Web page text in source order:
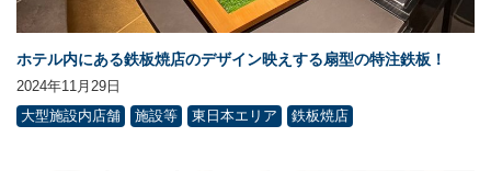
ホテル内にある鉄板焼店のデザイン映えする扇型の特注鉄板！
2024年11月29日
大型施設内店舗
施設等 東日本エリア 鉄板焼店